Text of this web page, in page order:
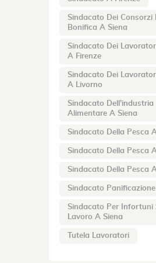
Sindacato Dei Consorzi
Bonifica A Siena
Sindacato Dei
A Firenze
Sindacato Dei
A Livorno
Sindacato Dell’industria
Alimentare A Siena
Sindacato Della Pesca
Sindacato Della Pesca
Sindacato Della Pesca
Sindacato
Sindacato Per Infortuni
Lavoro A Siena
Tutela Lavoratori